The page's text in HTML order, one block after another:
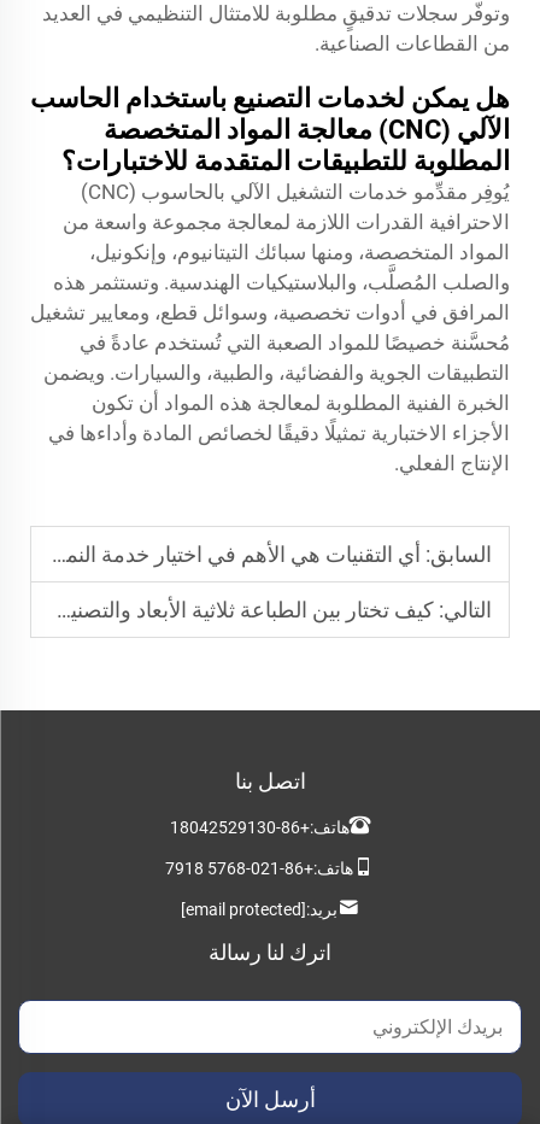
وتوفّر سجلات تدقيقٍ مطلوبة للامتثال التنظيمي في العديد
من القطاعات الصناعية.
هل يمكن لخدمات التصنيع باستخدام الحاسب
الآلي (CNC) معالجة المواد المتخصصة
المطلوبة للتطبيقات المتقدمة للاختبارات؟
يُوفِر مقدِّمو خدمات التشغيل الآلي بالحاسوب (CNC)
الاحترافية القدرات اللازمة لمعالجة مجموعة واسعة من
المواد المتخصصة، ومنها سبائك التيتانيوم، وإنكونيل،
والصلب المُصلَّب، والبلاستيكيات الهندسية. وتستثمر هذه
المرافق في أدوات تخصصية، وسوائل قطع، ومعايير تشغيل
مُحسَّنة خصيصًا للمواد الصعبة التي تُستخدم عادةً في
التطبيقات الجوية والفضائية، والطبية، والسيارات. ويضمن
الخبرة الفنية المطلوبة لمعالجة هذه المواد أن تكون
الأجزاء الاختبارية تمثيلًا دقيقًا لخصائص المادة وأداءها في
الإنتاج الفعلي.
السابق: أي التقنيات هي الأهم في اختيار خدمة النمذجة السريعة؟
التالي: كيف تختار بين الطباعة ثلاثية الأبعاد والتصنيع باستخدام الحاسب الآلي (CNC) للنماذج الأولية السريعة؟
اتصل بنا
هاتف:+86-18042529130
هاتف:+86-021-5768 7918
بريد:[email protected]
اترك لنا رسالة
أرسل الآن